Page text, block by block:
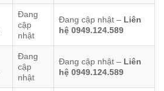
Đang
cập
nhật
Đang cập nhật – Liên
hệ 0949.124.589
Đang
cập
nhật
Đang cập nhật – Liên
hệ 0949.124.589